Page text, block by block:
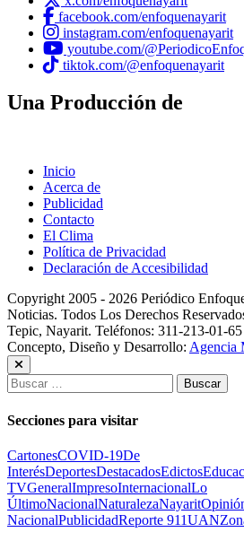
facebook.com/enfoquenayarit
instagram.com/enfoquenayarit
youtube.com/
tiktok.com/@enfoquenayarit
Una Producción de
Inicio
Acerca de
Publicidad
Contacto
El Clima
Política de Privacidad
Declaración de Accesibilidad
Copyright 2005 - 2026 Periódico
Noticias. Todos Los Derechos
Tepic, Nayarit. Teléfonos: 311-213-01-
Concepto, Diseño y Desarrollo: Agencia
Buscar:
Secciones para visitar
CartonesCOVID-19De
InterésDeportesDestacadosEdictos
TVGeneralImpresoInternacionalLo
ÚltimoNacionalNaturalezaNayarit
NacionalPublicidadReporte 911UAN